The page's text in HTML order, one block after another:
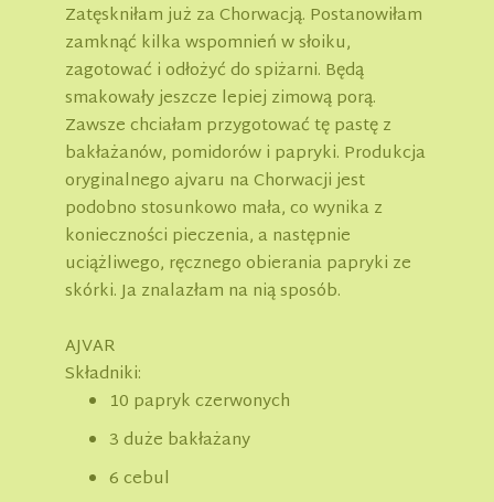
Zatęskniłam już za Chorwacją. Postanowiłam
zamknąć kilka wspomnień w słoiku,
zagotować i odłożyć do spiżarni. Będą
smakowały jeszcze lepiej zimową porą.
Zawsze chciałam przygotować tę pastę z
bakłażanów, pomidorów i papryki. Produkcja
oryginalnego ajvaru na Chorwacji jest
podobno stosunkowo mała, co wynika z
konieczności pieczenia, a następnie
uciążliwego, ręcznego obierania papryki ze
skórki. Ja znalazłam na nią sposób.
AJVAR
Składniki:
10 papryk czerwonych
3 duże bakłażany
6 cebul